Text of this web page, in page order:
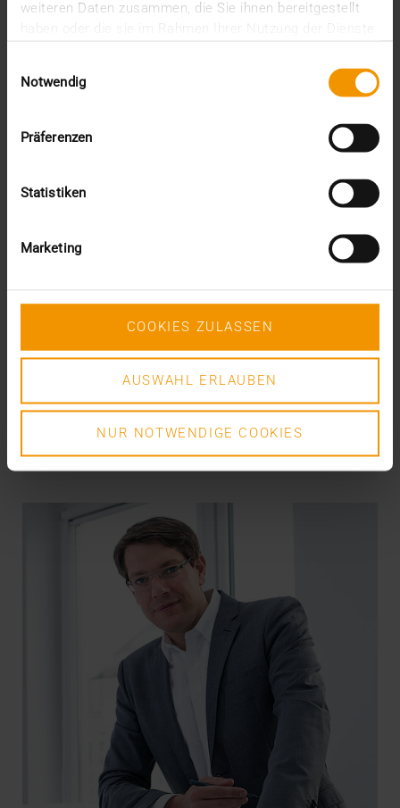
weiteren Daten zusammen, die Sie ihnen bereitgestellt
Notwendig
Präferenzen
Statistiken
Marketing
COOKIES ZULASSEN
AUSWAHL ERLAUBEN
NUR NOTWENDIGE COOKIES
Diagnostik rund um
Blut- und Urinuntersuchungen, Ultraschall, Röntgen,
Lungenfunktionstest usw.: Es ist nicht…
VISUS HEALTH IT
MEHR ERFAHREN